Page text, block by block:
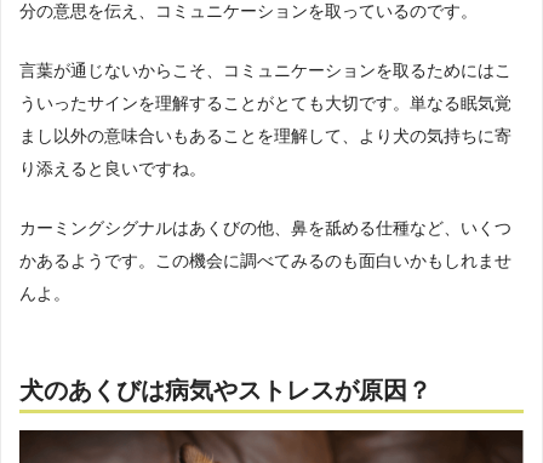
分の意思を伝え、コミュニケーションを取っているのです。
言葉が通じないからこそ、コミュニケーションを取るためにはこ
ういったサインを理解することがとても大切です。単なる眠気覚
まし以外の意味合いもあることを理解して、より犬の気持ちに寄
り添えると良いですね。
カーミングシグナルはあくびの他、鼻を舐める仕種など、いくつ
かあるようです。この機会に調べてみるのも面白いかもしれませ
んよ。
犬のあくびは病気やストレスが原因？